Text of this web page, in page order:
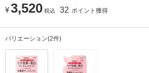
¥3,520 税込 32 ポイント獲得
バリエーション(2件)